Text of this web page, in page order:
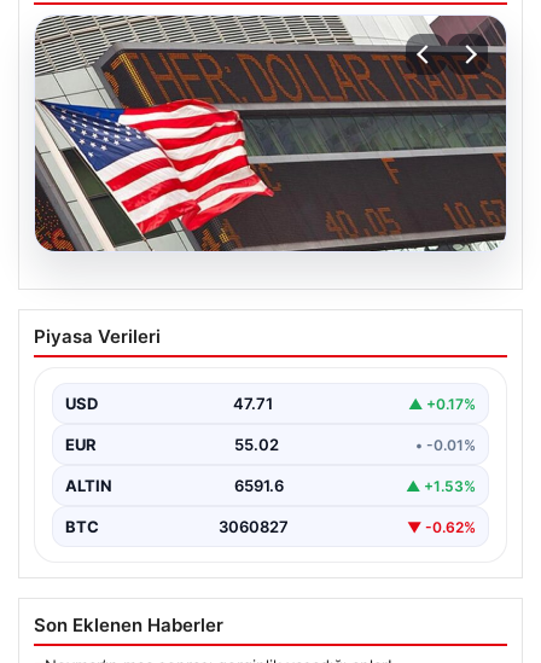
04.08.2026
bahçe mutfağı Tasarımları
Belli ki dış mekan dinlenme alanları, villaların en önemli
alanlarından bir tanesi durumuna ulaşmıştır.…
Piyasa Verileri
BTC 3060827 ▼ -0.62%